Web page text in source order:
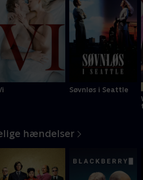
Søvnløs i Seattle
hændelser